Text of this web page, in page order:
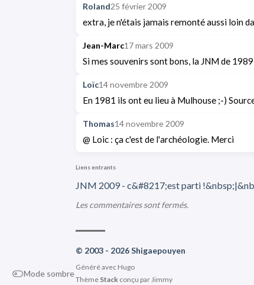
Mode sombre
Roland25 février 2009
extra, je n'étais jamais remonté aussi loin
Jean-Marc17 mars 2009
Si mes souvenirs sont bons, la JNM de
Loïc14 novembre 2009
En 1981 ils ont eu lieu à Mulhouse ;-)
Thomas14 novembre 2009
@ Loic : ça c'est de l'archéologie. Merci
Liens entrants
JNM 2009 - c&#8217;est parti
Les commentaires sont fermés.
© 2003 - 2026 Shigaepouyen
Généré avec Hugo
Thème Stack conçu par Jimmy